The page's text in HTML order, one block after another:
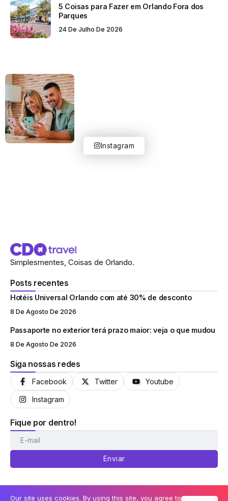
5 Coisas para Fazer em Orlando Fora dos
Parques
24 De Julho De 2026
Instagram
Simplesmentes, Coisas de Orlando.
Posts recentes
Hotéis Universal Orlando com até 30% de desconto
8 De Agosto De 2026
Passaporte no exterior terá prazo maior: veja o que mudou
8 De Agosto De 2026
Siga nossas redes
Facebook Twitter Youtube
Instagram
Fique por dentro!
Enviar
Our site uses cookies. By using this site, you agree to